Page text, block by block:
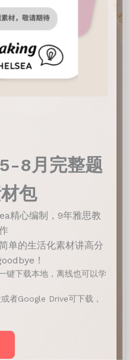
8月完整题
包
精心编制，9年雅思教
单的生活化素材讲高分
！
键下载本地，离线也可以学
者Google Drive可下载，